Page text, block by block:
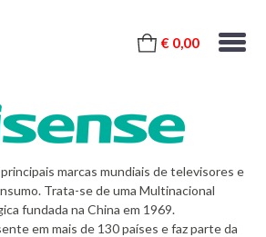
€ 0,00
marcas mundiais de televisores e
Trata-se de uma Multinacional
fundada na China em 1969.
em mais de 130 países e faz parte da